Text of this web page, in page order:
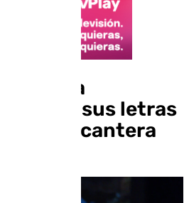
Málaga
en sus letras
que hay cantera